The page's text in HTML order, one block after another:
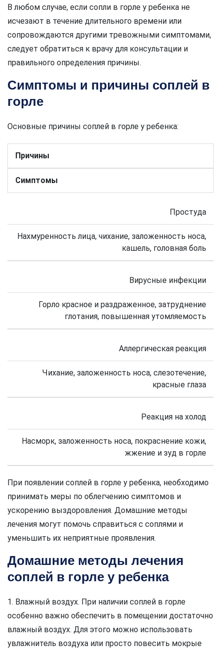
В любом случае, если сопли в горле у ребенка не
исчезают в течение длительного времени или
сопровождаются другими тревожными симптомами,
следует обратиться к врачу для консультации и
правильного определения причины.
Симптомы и причины соплей в
горле
Основные причины соплей в горле у ребенка:
Причины
Симптомы
Простуда
Нахмуренность лица, чихание, заложенность носа,
кашель, головная боль
Вирусные инфекции
Горло красное и раздраженное, затруднение
глотания, повышенная утомляемость
Аллергическая реакция
Чихание, заложенность носа, слезотечение,
красные глаза
Реакция на холод
Насморк, заложенность носа, покраснение кожи,
жжение и зуд в горле
При появлении соплей в горле у ребенка, необходимо
принимать меры по облегчению симптомов и
ускорению выздоровления. Домашние методы
лечения могут помочь справиться с соплями и
уменьшить их неприятные проявления.
Домашние методы лечения
соплей в горле у ребенка
1. Влажный воздух. При наличии соплей в горле
особенно важно обеспечить в помещении достаточно
влажный воздух. Для этого можно использовать
увлажнитель воздуха или просто повесить мокрые